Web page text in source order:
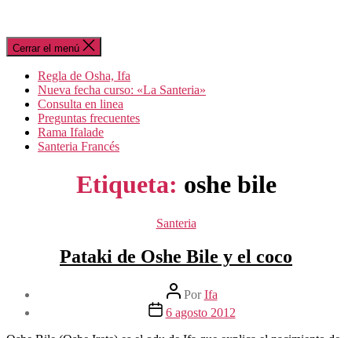
Cerrar el menú
Regla de Osha, Ifa
Nueva fecha curso: «La Santeria»
Consulta en linea
Preguntas frecuentes
Rama Ifalade
Santeria Francés
Etiqueta: oshe bile
Categorías
Santeria
Pataki de Oshe Bile y el coco
Autor
de
la
PorIfa
Fecha6 agosto 2012